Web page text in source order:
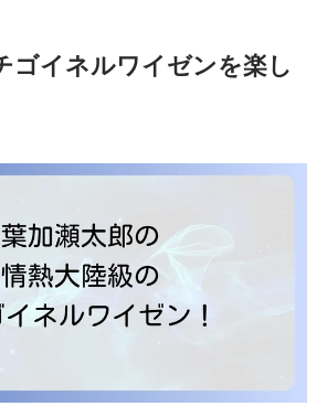
ゴイネルワイゼンを楽し